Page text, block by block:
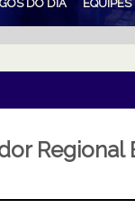
DO DIA EQUIPES
Regional